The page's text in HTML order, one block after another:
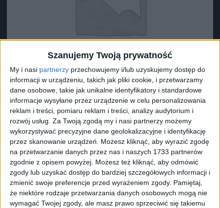
Szanujemy Twoją prywatność
My i nasi partnerzy przechowujemy i/lub uzyskujemy dostęp do
informacji w urządzeniu, takich jak pliki cookie, i przetwarzamy
dane osobowe, takie jak unikalne identyfikatory i standardowe
informacje wysyłane przez urządzenie w celu personalizowania
reklam i treści, pomiaru reklam i treści, analizy audytorium i
rozwój usług. Za Twoją zgodą my i nasi partnerzy możemy
wykorzystywać precyzyjne dane geolokalizacyjne i identyfikację
przez skanowanie urządzeń. Możesz kliknąć, aby wyrazić zgodę
na przetwarzanie danych przez nas i naszych 1733 partnerów
zgodnie z opisem powyżej. Możesz też kliknąć, aby odmówić
zgody lub uzyskać dostęp do bardziej szczegółowych informacji i
zmienić swoje preferencje przed wyrażeniem zgody. Pamiętaj,
że niektóre rodzaje przetwarzania danych osobowych mogą nie
wymagać Twojej zgody, ale masz prawo sprzeciwić się takiemu
Surron Dętka S
43,49zł
ZOBACZ WIĘCEJ
PROMOCJA!